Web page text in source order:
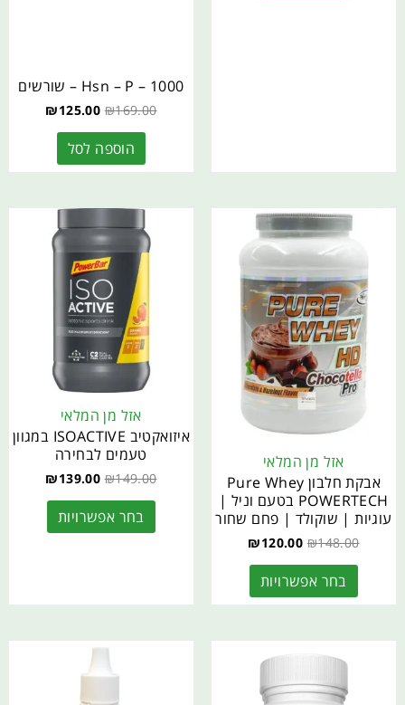
Hsn – P – 1000 – שורשים
₪169.00
₪125.00
הוספה לסל
אזל מן המלאי
אבקת חלבון Pure Whey
POWERTECH בטעם וניל |
עוגיות | שוקולד | פחם שחור
₪148.00
₪120.00
בחר אפשרויות
אזל מן המלאי
איזואקטיב ISOACTIVE במגוון
טעמים לבחירה
₪149.00
₪139.00
בחר אפשרויות